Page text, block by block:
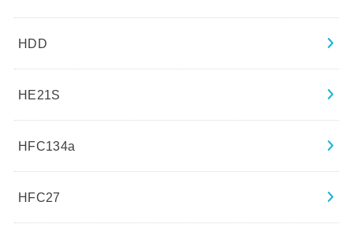
HDD
HE21S
HFC134a
HFC27